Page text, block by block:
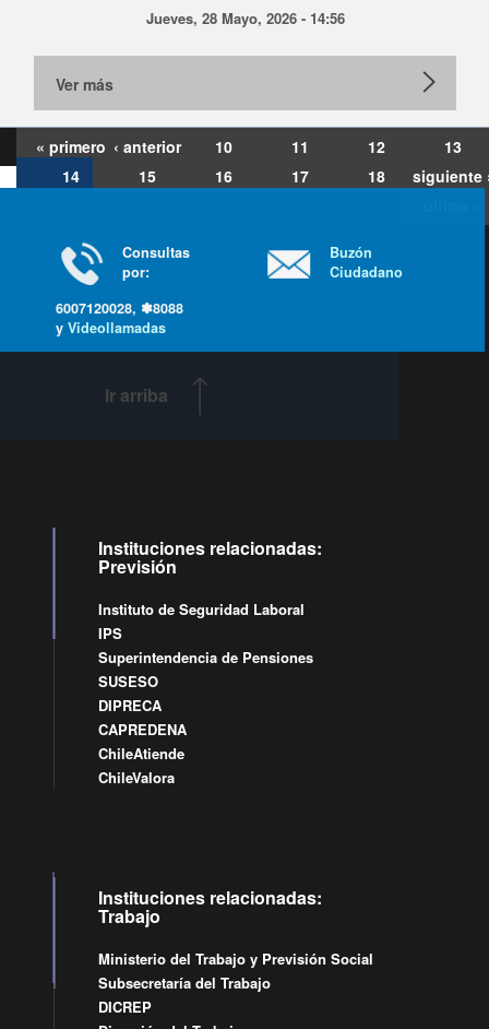
Jueves, 28 Mayo, 2026 - 14:56
Ver más
« primero ‹ anterior 10 11 12
13
14
15 16 17 18
siguiente
Consultas
por:
6007120028, ✽8088
yVideollamadas
Buzón
Ciudadano
Instituciones relacionadas:
Previsión
Instituto de Seguridad Laboral
IPS
Superintendencia de Pensiones
SUSESO
DIPRECA
CAPREDENA
ChileAtiende
ChileValora
Instituciones relacionadas:
Trabajo
Ministerio del Trabajo y Previsión Social
Subsecretaría del Trabajo
DICREP